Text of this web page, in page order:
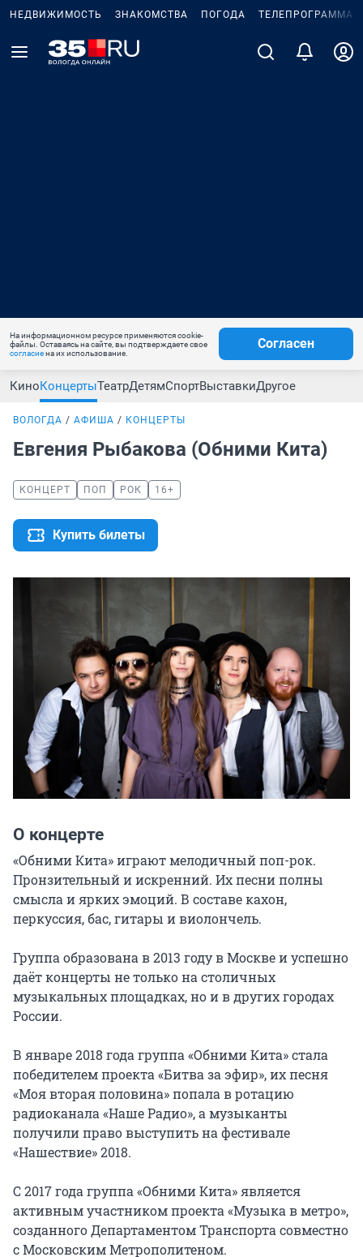
НЕДВИЖИМОСТЬ ЗНАКОМСТВА ПОГОДА ТЕЛЕПРОГРАММА
На информационном ресурсе применяются cookie-
файлы. Оставаясь на сайте, вы подтверждаете свое
согласиена их использование.
Согласен
КиноКонцертыТеатрДетямСпортВыставкиДругое
ВОЛОГДА АФИША КОНЦЕРТЫ
Евгения Рыбакова (Обними Кита)
КОНЦЕРТ ПОП РОК 16+
Купить билеты
О концерте
«Обними Кита» играют мелодичный поп-рок.
Пронзительный и искренний. Их песни полны
смысла и ярких эмоций. В составе кахон,
перкуссия, бас, гитары и виолончель.
Группа образована в 2013 году в Москве и успешно
даёт концерты не только на столичных
музыкальных площадках, но и в других городах
России.
В январе 2018 года группа «Обними Кита» стала
победителем проекта «Битва за эфир», их песня
«Моя вторая половина» попала в ротацию
радиоканала «Наше Радио», а музыканты
получили право выступить на фестивале
«Нашествие» 2018.
С 2017 года группа «Обними Кита» является
активным участником проекта «Музыка в метро»,
созданного Департаментом Транспорта совместно
с Московским Метрополитеном.